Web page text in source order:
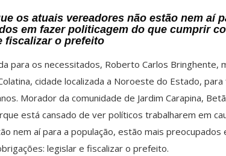
os atuais vereadores não estão nem aí
em fazer politicagem do que cumprir
fiscalizar o prefeito
para os necessitados, Roberto Carlos Bringhente,
cidade localizada a Noroeste do Estado,
Morador da comunidade de Jardim Carapina,
está cansado de ver políticos trabalharem em
nem aí para a população, estão mais
legislar e fiscalizar o prefeito.